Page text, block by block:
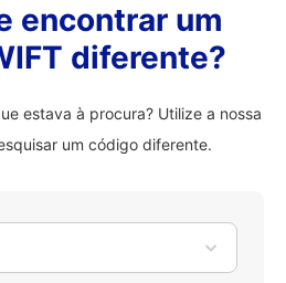
encontrar um
diferente?
estava à procura? Utilize a nossa
um código diferente.